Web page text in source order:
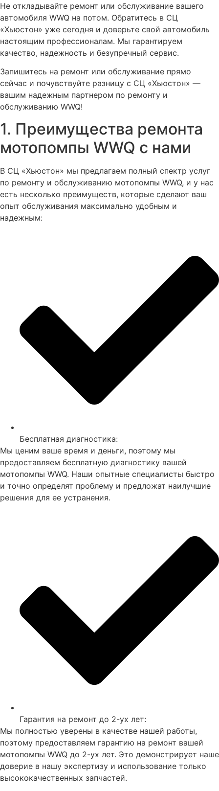
Не откладывайте ремонт или обслуживание вашего
автомобиля WWQ на потом. Обратитесь в СЦ
«Хьюстон» уже сегодня и доверьте свой автомобиль
настоящим профессионалам. Мы гарантируем
качество, надежность и безупречный сервис.
Запишитесь на ремонт или обслуживание прямо
сейчас и почувствуйте разницу с СЦ «Хьюстон» —
вашим надежным партнером по ремонту и
обслуживанию WWQ!
1. Преимущества ремонта
мотопомпы WWQ с нами
В СЦ «Хьюстон» мы предлагаем полный спектр услуг
по ремонту и обслуживанию мотопомпы WWQ, и у нас
есть несколько преимуществ, которые сделают ваш
опыт обслуживания максимально удобным и
надежным:
Бесплатная диагностика:
Мы ценим ваше время и деньги, поэтому мы
предоставляем бесплатную диагностику вашей
мотопомпы WWQ. Наши опытные специалисты быстро
и точно определят проблему и предложат наилучшие
решения для ее устранения.
Гарантия на ремонт до 2-ух лет:
Мы полностью уверены в качестве нашей работы,
поэтому предоставляем гарантию на ремонт вашей
мотопомпы WWQ до 2-ух лет. Это демонстрирует наше
доверие в нашу экспертизу и использование только
высококачественных запчастей.